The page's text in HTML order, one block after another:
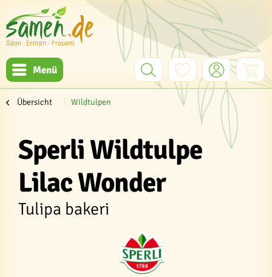
Menü
Übersicht Wildtulpen
Sperli Wildtulpe
Lilac Wonder
Tulipa bakeri